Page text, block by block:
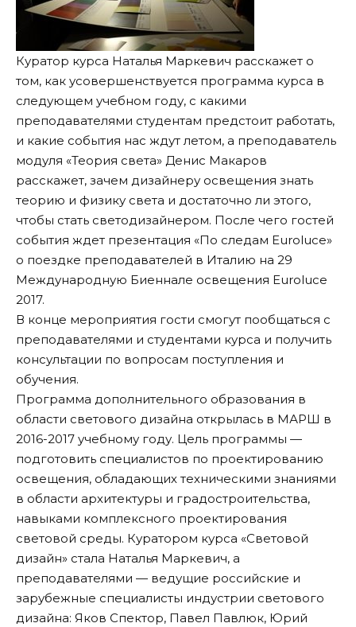
Куратор курса Наталья Маркевич расскажет о
том, как усовершенствуется программа курса в
следующем учебном году, с какими
преподавателями студентам предстоит работать,
и какие события нас ждут летом, а преподаватель
модуля «Теория света» Денис Макаров
расскажет, зачем дизайнеру освещения знать
теорию и физику света и достаточно ли этого,
чтобы стать светодизайнером. После чего гостей
события ждет презентация «По следам Euroluce»
о поездке преподавателей в Италию на 29
Международную Биеннале освещения Euroluce
2017.
В конце мероприятия гости смогут пообщаться с
преподавателями и студентами курса и получить
консультации по вопросам поступления и
обучения.
Программа дополнительного образования в
области светового дизайна открылась в МАРШ в
2016-2017 учебному году. Цель программы —
подготовить специалистов по проектированию
освещения, обладающих техническими знаниями
в области архитектуры и градостроительства,
навыками комплексного проектирования
световой среды. Куратором курса «Световой
дизайн» стала Наталья Маркевич, а
преподавателями — ведущие российские и
зарубежные специалисты индустрии светового
дизайна: Яков Спектор, Павел Павлюк, Юрий